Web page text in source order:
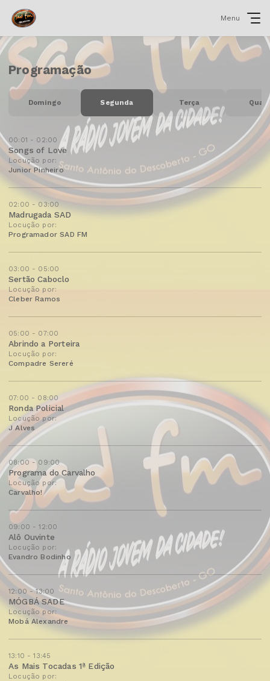
Menu
Programação
Domingo Segunda Terça
00:01 - 02:00
Songs of Love
Locução por:
Junior Pinheiro
02:00 - 03:00
Madrugada SAD
Locução por:
Programador SAD FM
03:00 - 05:00
Sertão Caboclo
Locução por:
Cleber Ramos
05:00 - 07:00
Abrindo a Porteira
Locução por:
Compadre Sereré
07:00 - 08:00
Ronda Policial
Locução por:
J Alves
08:00 - 09:00
Programa do Carvalho
Locução por:
Carvalho!
09:00 - 12:00
Alô Ouvinte
Locução por:
Evandro Bodinho
12:00 - 13:00
MÓGBÁ SADE
Locução por:
Mobá Alexandre
13:10 - 13:45
As Mais Tocadas 1ª Edição
Locução por: